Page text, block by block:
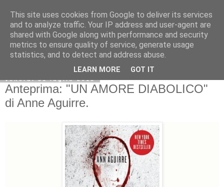
venerdì 31 luglio 2015
Anteprima: "UN AMORE DIABOLICO"
di Anne Aguirre.
This site uses cookies from Google to deliver its services
and to analyze traffic. Your IP address and user-agent are
shared with Google along with performance and security
metrics to ensure quality of service, generate usage
statistics, and to detect and address abuse.
LEARN MORE GOT IT